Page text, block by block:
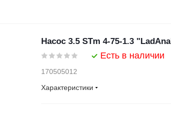
Насос 3.5 STm 4-75-1.3
Есть в наличии
170505012
Характеристики